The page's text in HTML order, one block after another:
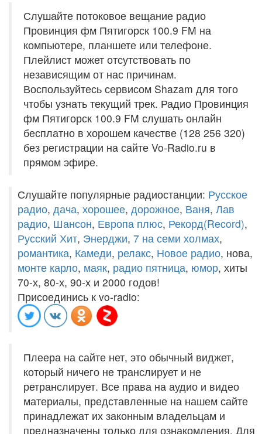
Слушайте потоковое вещание радио
Провинция фм Пятигорск 100.9 FM на
компьютере, планшете или телефоне.
Плейлист может отсутствовать по
независящим от нас причинам.
Воспользуйтесь сервисом Shazam для того
чтобы узнать текущий трек. Радио Провинция
фм Пятигорск 100.9 FM слушать онлайн
бесплатно в хорошем качестве (128 256 320)
без регистрации на сайте Vo-Radio.ru в
прямом эфире.
Слушайте популярные радиостанции: Русское
радио, дача, хорошее, дорожное, Ваня, Лав
радио, Шансон, Европа плюс, Рекорд(Record),
Русский Хит, Энерджи, 7 на семи холмах,
романтика, Камеди, релакс, Новое радио, нова,
монте карло, маяк, радио пятница, юмор, хиты
70-х, 80-х, 90-х и 2000 годов!
Присоединись к vo-radio:
Плеера на сайте нет, это обычный виджет,
который ничего не транслирует и не
ретранслирует. Все права на аудио и видео
материалы, представленные на нашем сайте
принадлежат их законным владельцам и
предназначены только для ознакомления. Для